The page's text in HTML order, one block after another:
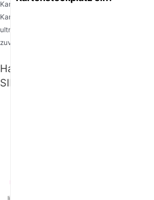
Kartensteckplatz können Benutzer problemlos
Karte ihres bevorzugten Mobilfunkanbieters
ultraschnelle Internetgeschwindigkeiten,
zuverlässige Konnektivität zuzugreifen.
Hauptmerkmale eines 5G-
SIM-Kartensteckplatz